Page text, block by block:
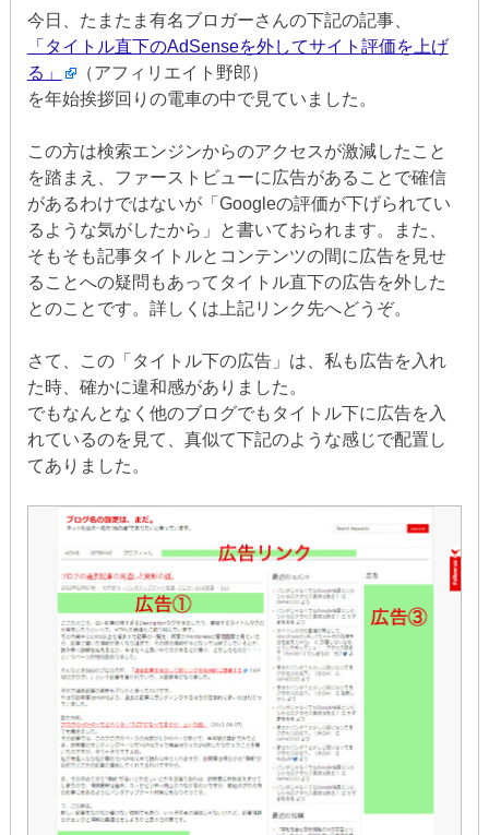
今日、たまたま有名ブロガーさんの下記の記事、
「タイトル直下のAdSenseを外してサイト評価を上げ
る」
（アフィリエイト野郎）
を年始挨拶回りの電車の中で見ていました。
この方は検索エンジンからのアクセスが激減したこと
を踏まえ、ファーストビューに広告があることで確信
があるわけではないが「Googleの評価が下げられてい
るような気がしたから」と書いておられます。また、
そもそも記事タイトルとコンテンツの間に広告を見せ
ることへの疑問もあってタイトル直下の広告を外した
とのことです。詳しくは上記リンク先へどうぞ。
さて、この「タイトル下の広告」は、私も広告を入れ
た時、確かに違和感がありました。
でもなんとなく他のブログでもタイトル下に広告を入
れているのを見て、真似て下記のような感じで配置し
てありました。